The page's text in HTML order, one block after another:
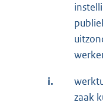
i.
zaak